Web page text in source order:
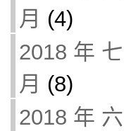
月 (4)
2018 年 七
月 (8)
2018 年 六